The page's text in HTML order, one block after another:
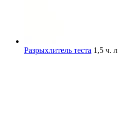
Разрыхлитель теста 1,5 ч. л